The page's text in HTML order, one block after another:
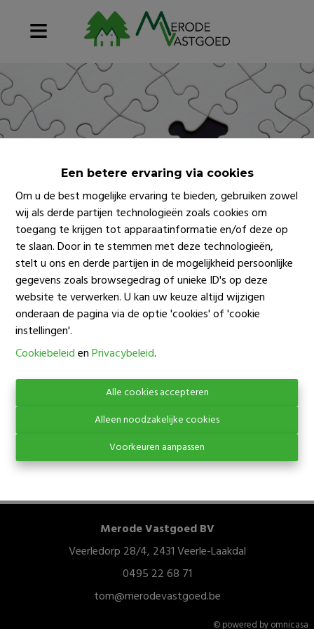
Een betere ervaring via cookies
Om u de best mogelijke ervaring te bieden, gebruiken zowel
wij als derde partijen technologieën zoals cookies om
toegang te krijgen tot apparaatinformatie en/of deze op
te slaan. Door in te stemmen met deze technologieën,
stelt u ons en derde partijen in de mogelijkheid persoonlijke
gegevens zoals browsegedrag of unieke ID's op deze
website te verwerken. U kan uw keuze altijd wijzigen
onderaan de pagina via de optie 'cookies' of 'cookie
instellingen'.
CookiebeleidenPrivacybeleid.
Alle cookies accepteren
Alleen noodzakelijke cookies
Voorkeuren aanpassen
Oeps, deze pagina
bestaat niet meer
Merode Vastgoed BV
Veerledorp 28/4, 2431 Veerle-Laakdal
0495 22 68 71
tom@merodevastgoed.be
© powered by omnicasa